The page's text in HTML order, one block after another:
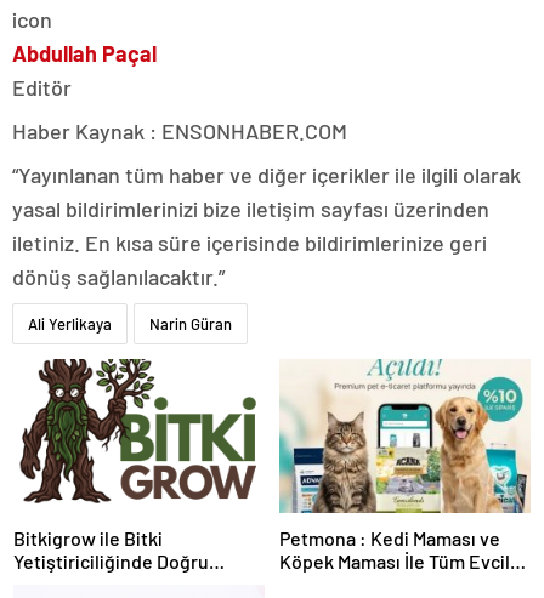
Abdullah Paçal
Editör
Haber Kaynak : ENSONHABER.COM
“Yayınlanan tüm haber ve diğer içerikler ile ilgili olarak
yasal bildirimlerinizi bize iletişim sayfası üzerinden
iletiniz. En kısa süre içerisinde bildirimlerinize geri
dönüş sağlanılacaktır.”
Ali Yerlikaya Narin Güran
Bitkigrow ile Bitki
Yetiştiriciliğinde Doğru
Petmona : Kedi Maması ve
Köpek Maması İle Tüm Evcil